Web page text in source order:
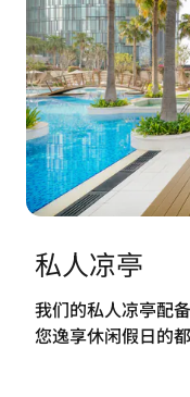
私人凉亭
我们的私人凉亭配
您逸享休闲假日的都